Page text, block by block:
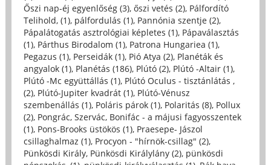
Őszi nap-éj egyenlőség (3), őszi vetés (2), Pálfordító
Telihold, (1), pálfordulás (1), Pannónia szentje (2),
Pápalátogatás asztrológiai képletes (1), Pápaválasztás
(1), Párthus Birodalom (1), Patrona Hungariea (1),
Pegazus (1), Perseidák (1), Pió Atya (2), Planéták és
angyalok (1), Planétás (186), Plútó (2), Plútó -Altair (1),
Plútó -Mc együttállás (1), Plútó Oculus - tisztánlátás ,
(2), Plútó-Jupiter kvadrát (1), Plútó-Vénusz
szembenállás (1), Poláris párok (1), Polaritás (8), Pollux
(2), Pongrác, Szervác, Bonifác - a májusi fagyosszentek
(1), Pons-Brooks üstökös (1), Praesepe- Jászol
csillaghalmaz (1), Procyon - "hírnök-csillag" (2),
Pünkösdi Király, Pünkösdi Királylány (2), pünkösdi